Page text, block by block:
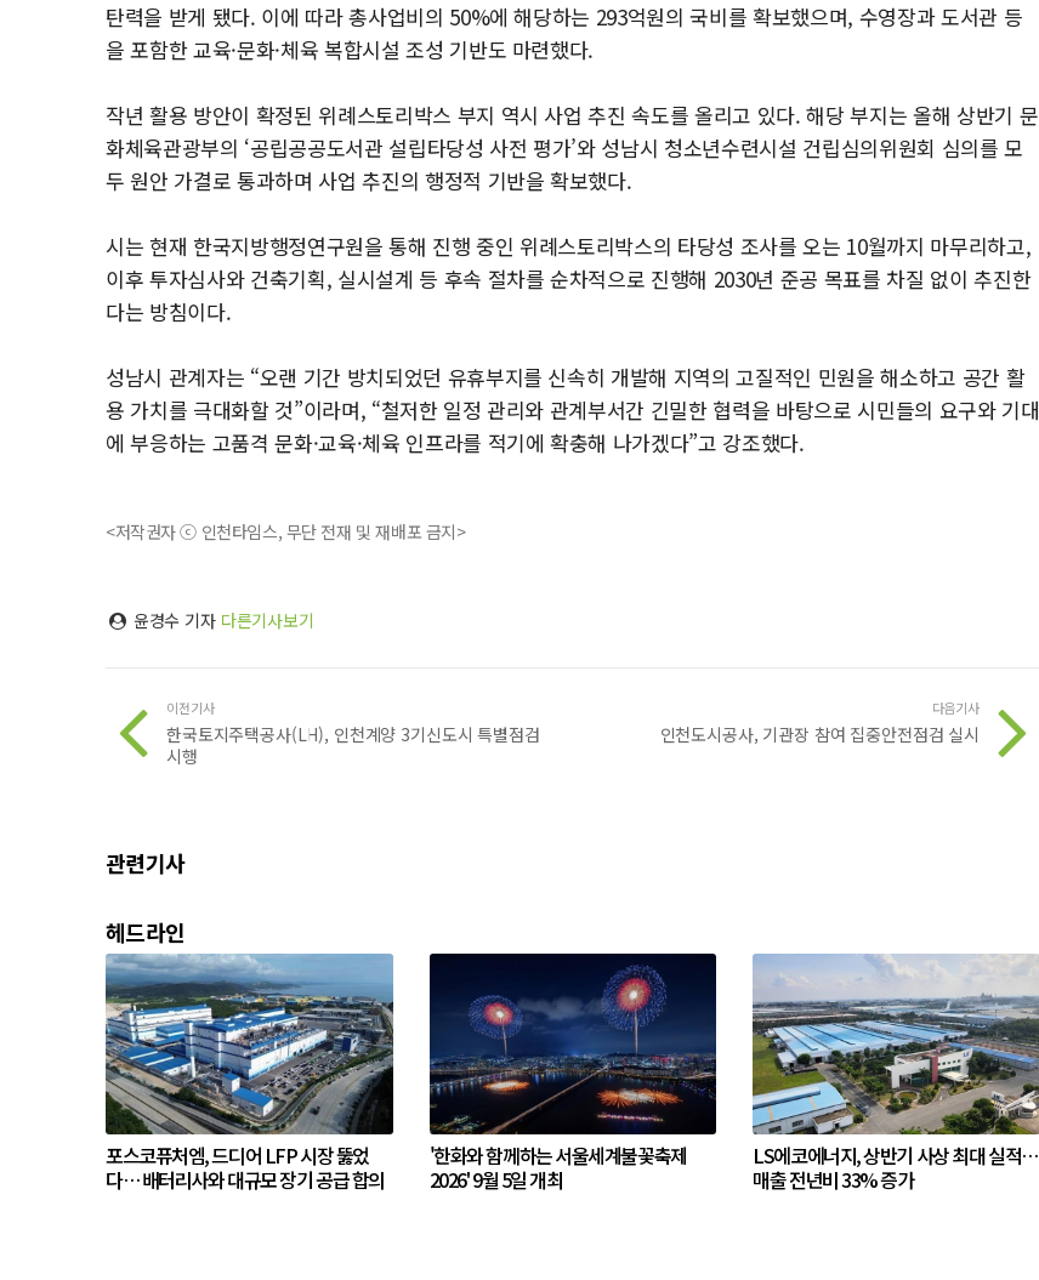
탄력을 받게 됐다. 이에 따라 총사업비의 50%에 해당하는 293억원의 국비를 확보했으며, 수영장과 도서관 등
을 포함한 교육·문화·체육 복합시설 조성 기반도 마련했다.
작년 활용 방안이 확정된 위례스토리박스 부지 역시 사업 추진 속도를 올리고 있다. 해당 부지는 올해 상반기 문
화체육관광부의 ‘공립공공도서관 설립타당성 사전 평가’와 성남시 청소년수련시설 건립심의위원회 심의를 모
두 원안 가결로 통과하며 사업 추진의 행정적 기반을 확보했다.
시는 현재 한국지방행정연구원을 통해 진행 중인 위례스토리박스의 타당성 조사를 오는 10월까지 마무리하고,
이후 투자심사와 건축기획, 실시설계 등 후속 절차를 순차적으로 진행해 2030년 준공 목표를 차질 없이 추진한
다는 방침이다.
성남시 관계자는 “오랜 기간 방치되었던 유휴부지를 신속히 개발해 지역의 고질적인 민원을 해소하고 공간 활
용 가치를 극대화할 것”이라며, “철저한 일정 관리와 관계부서간 긴밀한 협력을 바탕으로 시민들의 요구와 기대
에 부응하는 고품격 문화·교육·체육 인프라를 적기에 확충해 나가겠다”고 강조했다.
<저작권자 ⓒ 인천타임스, 무단 전재 및 재배포 금지>
윤경수 기자 다른기사보기
이전기사
한국토지주택공사(LH), 인천계양 3기신도시 특별점검
시행
다음기사
인천도시공사, 기관장 참여 집중안전점검 실시
관련기사
헤드라인
포스코퓨처엠, 드디어 LFP 시장 뚫었
다… 배터리사와 대규모 장기 공급 합의
'한화와 함께하는 서울세계불꽃축제
2026' 9월 5일 개최
LS에코에너지, 상반기 사상 최대 실적…
매출 전년비 33% 증가